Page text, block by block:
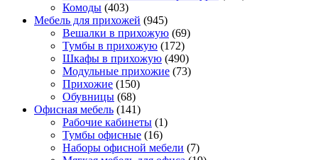
Комоды (403)
Мебель для прихожей (945)
Вешалки в прихожую (69)
Тумбы в прихожую (172)
Шкафы в прихожую (490)
Модульные прихожие (73)
Прихожие (150)
Обувницы (68)
Офисная мебель (141)
Рабочие кабинеты (1)
Тумбы офисные (16)
Наборы офисной мебели (7)